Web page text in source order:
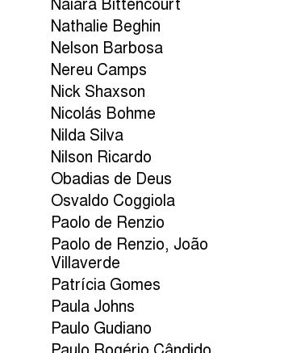
Naiara Bittencourt
Nathalie Beghin
Nelson Barbosa
Nereu Camps
Nick Shaxson
Nicolás Bohme
Nilda Silva
Nilson Ricardo
Obadias de Deus
Osvaldo Coggiola
Paolo de Renzio
Paolo de Renzio, João
Villaverde
Patrícia Gomes
Paula Johns
Paulo Gudiano